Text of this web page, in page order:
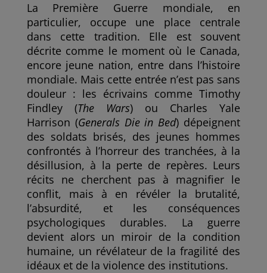
La Première Guerre mondiale, en
particulier, occupe une place centrale
dans cette tradition. Elle est souvent
décrite comme le moment où le Canada,
encore jeune nation, entre dans l’histoire
mondiale. Mais cette entrée n’est pas sans
douleur : les écrivains comme Timothy
Findley (The Wars) ou Charles Yale
Harrison (Generals Die in Bed) dépeignent
des soldats brisés, des jeunes hommes
confrontés à l’horreur des tranchées, à la
désillusion, à la perte de repères. Leurs
récits ne cherchent pas à magnifier le
conflit, mais à en révéler la brutalité,
l’absurdité, et les conséquences
psychologiques durables. La guerre
devient alors un miroir de la condition
humaine, un révélateur de la fragilité des
idéaux et de la violence des institutions.